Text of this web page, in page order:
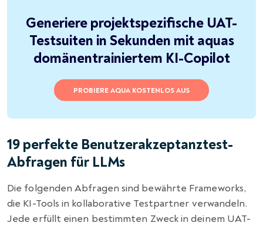
Generiere projektspezifische UAT-
Testsuiten in Sekunden mit aquas
domänentrainiertem KI-Copilot
PROBIERE AQUA KOSTENLOS AUS
19 perfekte Benutzerakzeptanztest-
Abfragen für LLMs
Die folgenden Abfragen sind bewährte Frameworks,
die KI-Tools in kollaborative Testpartner verwandeln.
Jede erfüllt einen bestimmten Zweck in deinem UAT-